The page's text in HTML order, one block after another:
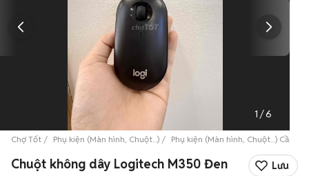
1 /6
Chợ Tốt Phụ kiện (Màn hình, Chuột...) Phụ kiện (Màn hình, Chuột...) Cần
Chuột không dây Logitech M350 Đen Lưu